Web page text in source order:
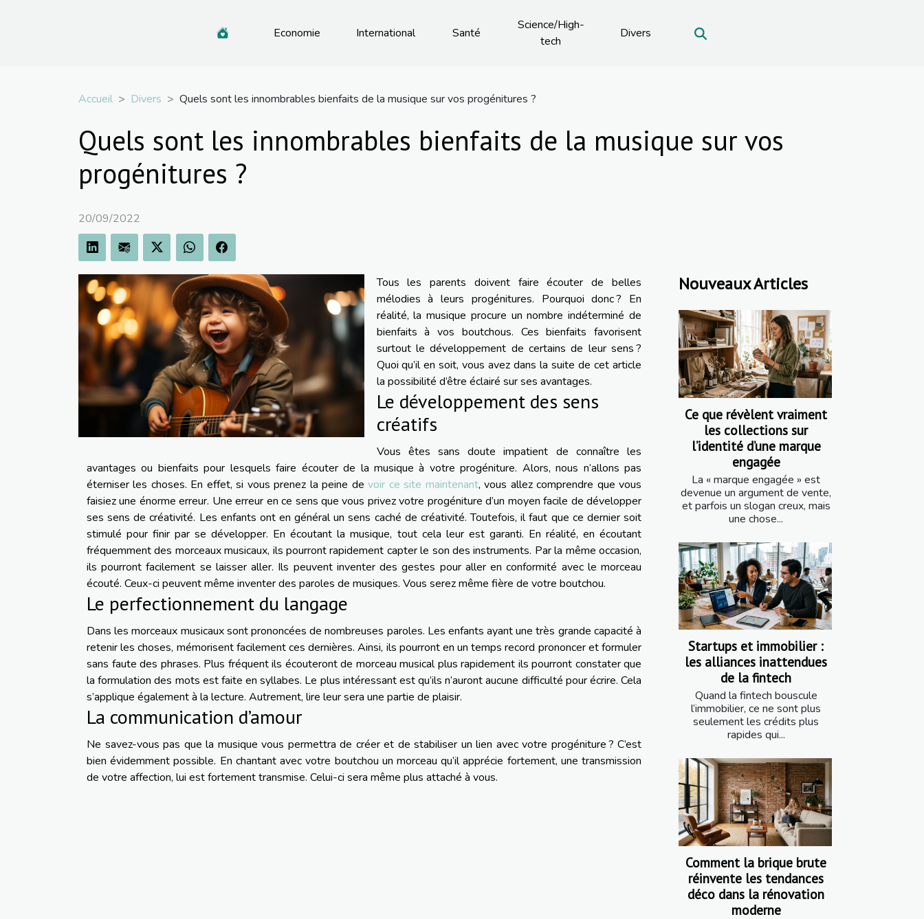
Economie International Santé
Science/High-
tech
Divers
Accueil Divers Quels sont les innombrables bienfaits de la musique sur vos progénitures ?
Quels sont les innombrables bienfaits de la musique sur vos
progénitures ?
20/09/2022
Tous les parents doivent faire écouter de belles
mélodies à leurs progénitures. Pourquoi donc ? En
réalité, la musique procure un nombre indéterminé de
bienfaits à vos boutchous. Ces bienfaits favorisent
surtout le développement de certains de leur sens ?
Quoi qu’il en soit, vous avez dans la suite de cet article
la possibilité d’être éclairé sur ses avantages.
Le développement des sens
créatifs
Vous êtes sans doute impatient de connaître les
avantages ou bienfaits pour lesquels faire écouter de la musique à votre progéniture. Alors, nous n’allons pas
éterniser les choses. En effet, si vous prenez la peine devoir ce site maintenant, vous allez comprendre que vous
faisiez une énorme erreur. Une erreur en ce sens que vous privez votre progéniture d’un moyen facile de développer
ses sens de créativité. Les enfants ont en général un sens caché de créativité. Toutefois, il faut que ce dernier soit
stimulé pour finir par se développer. En écoutant la musique, tout cela leur est garanti. En réalité, en écoutant
fréquemment des morceaux musicaux, ils pourront rapidement capter le son des instruments. Par la même occasion,
ils pourront facilement se laisser aller. Ils peuvent inventer des gestes pour aller en conformité avec le morceau
écouté. Ceux-ci peuvent même inventer des paroles de musiques. Vous serez même fière de votre boutchou.
Le perfectionnement du langage
Dans les morceaux musicaux sont prononcées de nombreuses paroles. Les enfants ayant une très grande capacité à
retenir les choses, mémorisent facilement ces dernières. Ainsi, ils pourront en un temps record prononcer et formuler
sans faute des phrases. Plus fréquent ils écouteront de morceau musical plus rapidement ils pourront constater que
la formulation des mots est faite en syllabes. Le plus intéressant est qu’ils n’auront aucune difficulté pour écrire. Cela
s’applique également à la lecture. Autrement, lire leur sera une partie de plaisir.
La communication d’amour
Ne savez-vous pas que la musique vous permettra de créer et de stabiliser un lien avec votre progéniture ? C’est
bien évidemment possible. En chantant avec votre boutchou un morceau qu’il apprécie fortement, une transmission
de votre affection, lui est fortement transmise. Celui-ci sera même plus attaché à vous.
Nouveaux Articles
Ce que révèlent vraiment
les collections sur
l’identité d’une marque
engagée
La « marque engagée » est
devenue un argument de vente,
et parfois un slogan creux, mais
une chose...
Startups et immobilier :
les alliances inattendues
de la fintech
Quand la fintech bouscule
l’immobilier, ce ne sont plus
seulement les crédits plus
rapides qui...
Comment la brique brute
réinvente les tendances
déco dans la rénovation
moderne